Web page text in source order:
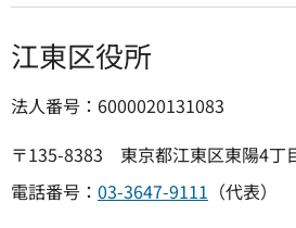
江東区役所
法人番号：6000020131083
〒135-8383 東京都江東区東陽4丁
電話番号： 03-3647-9111 （代表）